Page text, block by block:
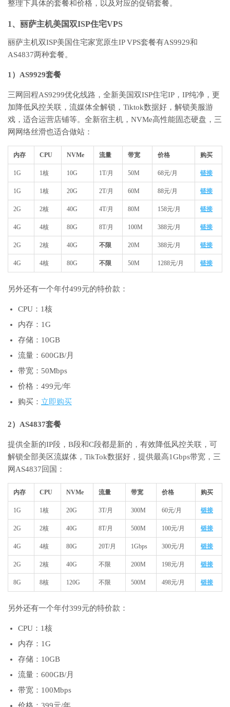
整理下具体的套餐和价格，以及对应的促销套餐。
1、丽萨主机美国双ISP住宅VPS
丽萨主机双ISP美国住宅家宽原生IP VPS套餐有AS9929和
AS4837两种套餐。
1）AS9929套餐
三网回程AS9299优化线路，全新美国双ISP住宅IP，IP纯净，更
加降低风控关联，流媒体全解锁，Tiktok数据好，解锁美服游
戏，适合运营店铺等。全新宿主机，NVMe高性能固态硬盘，三
网网络丝滑也适合做站：
内存 CPU NVMe 流量 带宽 价格 购买
1G 1核 10G 1T/月 50M 68元/月 链接
1G 1核 20G 2T/月 60M 88元/月 链接
2G 2核 40G 4T/月 80M 158元/月 链接
4G 4核 80G 8T/月 100M 388元/月 链接
2G 2核 40G 不限 20M 388元/月 链接
4G 4核 80G 不限 50M 1288元/月 链接
另外还有一个年付499元的特价款：
CPU：1核
内存：1G
存储：10GB
流量：600GB/月
带宽：50Mbps
价格：499元/年
购买： 立即购买
2）AS4837套餐
提供全新的IP段，B段和C段都是新的，有效降低风控关联，可
解锁全部美区流媒体，TikTok数据好，提供最高1Gbps带宽，三
网AS4837回国：
内存 CPU NVMe 流量 带宽 价格 购买
1G 1核 20G 3T/月 300M 60元/月 链接
2G 2核 40G 8T/月 500M 100元/月 链接
4G 4核 80G 20T/月 1Gbps 300元/月 链接
2G 2核 40G 不限 200M 198元/月 链接
8G 8核 120G 不限 500M 498元/月 链接
另外还有一个年付399元的特价款：
CPU：1核
内存：1G
存储：10GB
流量：600GB/月
带宽：100Mbps